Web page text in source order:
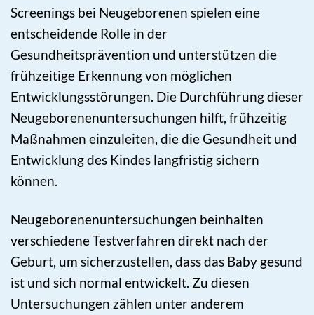
Screenings bei Neugeborenen spielen eine
entscheidende Rolle in der
Gesundheitsprävention und unterstützen die
frühzeitige Erkennung von möglichen
Entwicklungsstörungen. Die Durchführung dieser
Neugeborenenuntersuchungen hilft, frühzeitig
Maßnahmen einzuleiten, die die Gesundheit und
Entwicklung des Kindes langfristig sichern
können.
Neugeborenenuntersuchungen beinhalten
verschiedene Testverfahren direkt nach der
Geburt, um sicherzustellen, dass das Baby gesund
ist und sich normal entwickelt. Zu diesen
Untersuchungen zählen unter anderem